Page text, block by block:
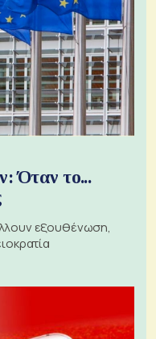
Όταν το...
εξουθένωση,